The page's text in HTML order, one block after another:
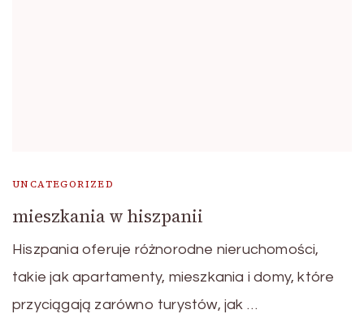
UNCATEGORIZED
mieszkania w hiszpanii
Hiszpania oferuje różnorodne nieruchomości,
takie jak apartamenty, mieszkania i domy, które
przyciągają zarówno turystów, jak …